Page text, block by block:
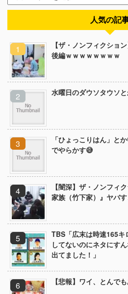
人気の記
【ザ・ノンフィクショ
後編ｗｗｗｗｗｗｗｗ
水曜日のダウソタウソ
「ひょっこりはん」と
でやらかす😅
【闇深】ザ・ノンフィ
家族（竹下家）』ヤバ
TBS「広末は時速165
してないのにネタにす
出てました！」
【悲報】ワイ、とんで